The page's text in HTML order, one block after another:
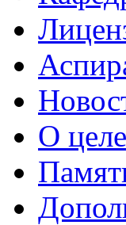
О